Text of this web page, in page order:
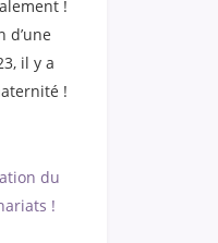
!
d’une
il y a
!
du
!